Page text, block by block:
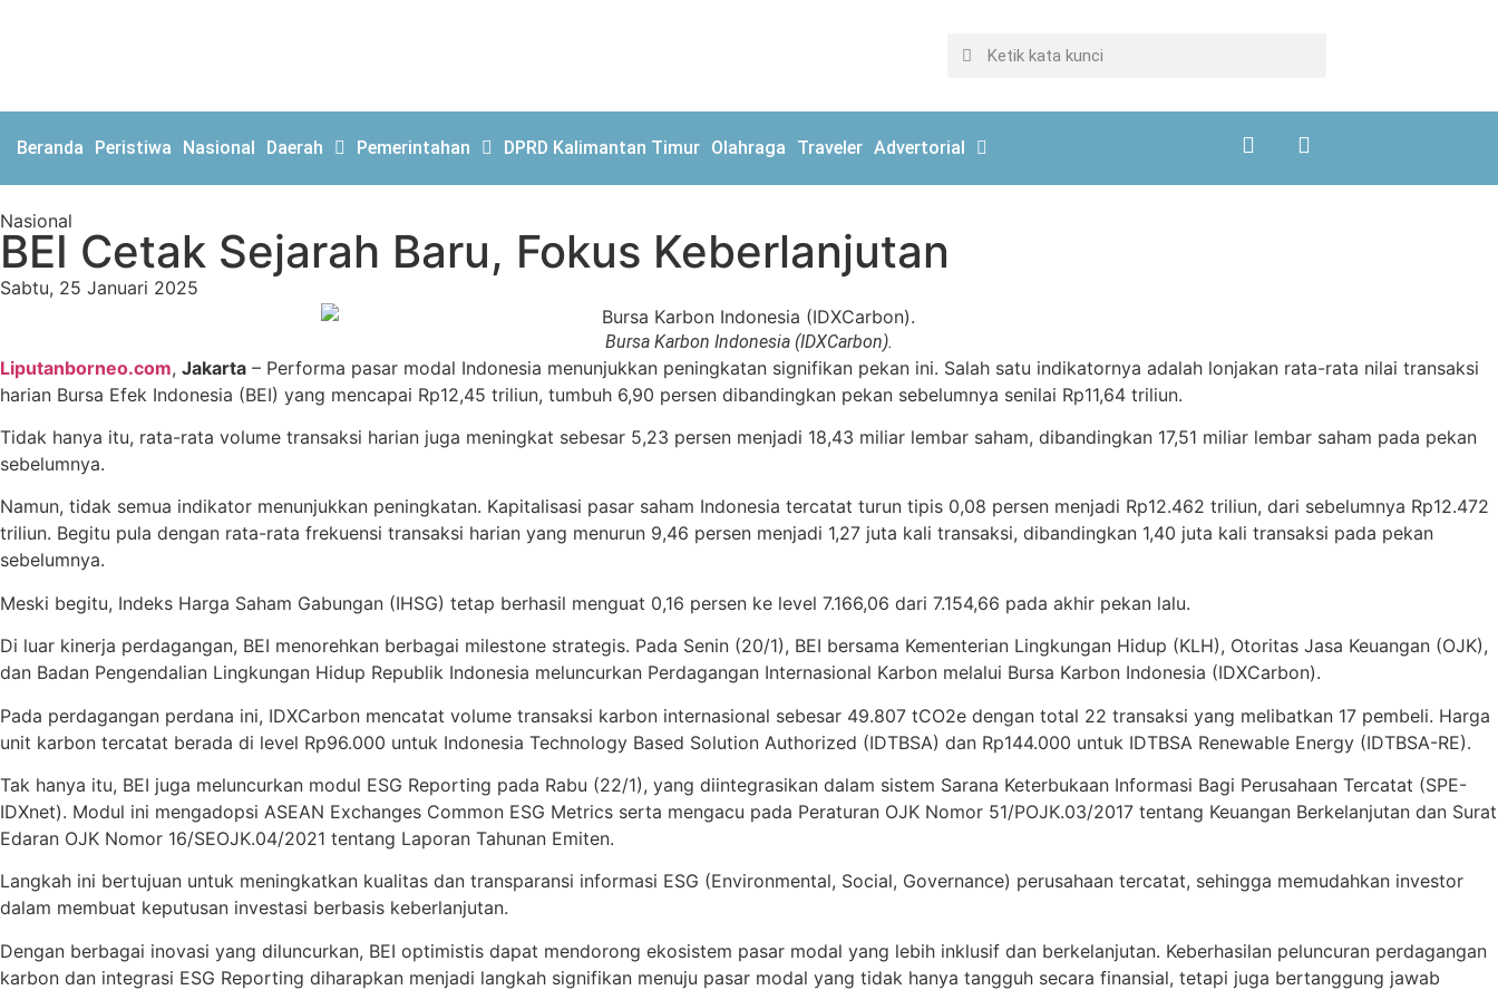
Beranda Peristiwa Nasional Daerah Pemerintahan DPRD Kalimantan Timur Olahraga Traveler Advertorial
Nasional
BEI Cetak Sejarah Baru, Fokus Keberlanjutan
Sabtu, 25 Januari 2025
Bursa Karbon Indonesia (IDXCarbon).
Liputanborneo.com, Jakarta – Performa pasar modal Indonesia menunjukkan peningkatan signifikan pekan ini. Salah satu indikatornya adalah lonjakan rata-rata nilai transaksi
harian Bursa Efek Indonesia (BEI) yang mencapai Rp12,45 triliun, tumbuh 6,90 persen dibandingkan pekan sebelumnya senilai Rp11,64 triliun.
Tidak hanya itu, rata-rata volume transaksi harian juga meningkat sebesar 5,23 persen menjadi 18,43 miliar lembar saham, dibandingkan 17,51 miliar lembar saham pada pekan
sebelumnya.
Namun, tidak semua indikator menunjukkan peningkatan. Kapitalisasi pasar saham Indonesia tercatat turun tipis 0,08 persen menjadi Rp12.462 triliun, dari sebelumnya Rp12.472
triliun. Begitu pula dengan rata-rata frekuensi transaksi harian yang menurun 9,46 persen menjadi 1,27 juta kali transaksi, dibandingkan 1,40 juta kali transaksi pada pekan
sebelumnya.
Meski begitu, Indeks Harga Saham Gabungan (IHSG) tetap berhasil menguat 0,16 persen ke level 7.166,06 dari 7.154,66 pada akhir pekan lalu.
Di luar kinerja perdagangan, BEI menorehkan berbagai milestone strategis. Pada Senin (20/1), BEI bersama Kementerian Lingkungan Hidup (KLH), Otoritas Jasa Keuangan (OJK),
dan Badan Pengendalian Lingkungan Hidup Republik Indonesia meluncurkan Perdagangan Internasional Karbon melalui Bursa Karbon Indonesia (IDXCarbon).
Pada perdagangan perdana ini, IDXCarbon mencatat volume transaksi karbon internasional sebesar 49.807 tCO2e dengan total 22 transaksi yang melibatkan 17 pembeli. Harga
unit karbon tercatat berada di level Rp96.000 untuk Indonesia Technology Based Solution Authorized (IDTBSA) dan Rp144.000 untuk IDTBSA Renewable Energy (IDTBSA-RE).
Tak hanya itu, BEI juga meluncurkan modul ESG Reporting pada Rabu (22/1), yang diintegrasikan dalam sistem Sarana Keterbukaan Informasi Bagi Perusahaan Tercatat (SPE-
IDXnet). Modul ini mengadopsi ASEAN Exchanges Common ESG Metrics serta mengacu pada Peraturan OJK Nomor 51/POJK.03/2017 tentang Keuangan Berkelanjutan dan Surat
Edaran OJK Nomor 16/SEOJK.04/2021 tentang Laporan Tahunan Emiten.
Langkah ini bertujuan untuk meningkatkan kualitas dan transparansi informasi ESG (Environmental, Social, Governance) perusahaan tercatat, sehingga memudahkan investor
dalam membuat keputusan investasi berbasis keberlanjutan.
Dengan berbagai inovasi yang diluncurkan, BEI optimistis dapat mendorong ekosistem pasar modal yang lebih inklusif dan berkelanjutan. Keberhasilan peluncuran perdagangan
karbon dan integrasi ESG Reporting diharapkan menjadi langkah signifikan menuju pasar modal yang tidak hanya tangguh secara finansial, tetapi juga bertanggung jawab